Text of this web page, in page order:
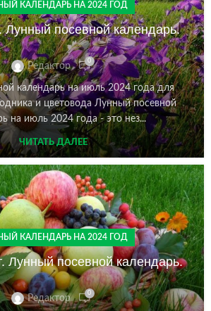
КАЛЕНДАРЬ НА 2024 ГОД
Лунный посевной календарь.
Редактор 0
календарь на июль 2024 года для
и цветовода Лунный посевной
на июль 2024 года - это нез...
ЧИТАТЬ ДАЛЕЕ
КАЛЕНДАРЬ НА 2024 ГОД
Лунный посевной календарь.
Редактор 0